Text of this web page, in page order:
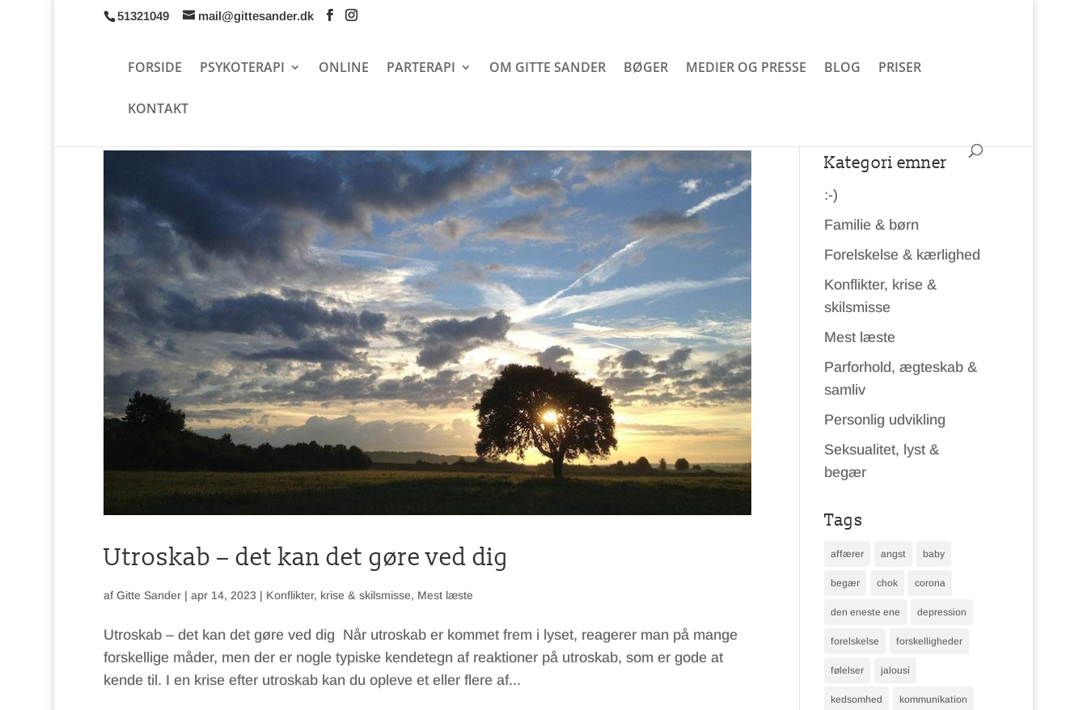
51321049 mail@gittesander.dk
FORSIDE PSYKOTERAPI ONLINE PARTERAPI OM GITTE SANDER BØGER MEDIER OG PRESSE BLOG PRISER
KONTAKT
Utroskab – det kan det gøre ved dig
afGitte Sander| apr 14, 2023 | Konflikter, krise & skilsmisse, Mest læste
Utroskab – det kan det gøre ved dig Når utroskab er kommet frem i lyset, reagerer man på mange
forskellige måder, men der er nogle typiske kendetegn af reaktioner på utroskab, som er gode at
kende til. I en krise efter utroskab kan du opleve et eller flere af...
Kategori emner
:-)
Familie & børn
Forelskelse & kærlighed
Konflikter, krise &
skilsmisse
Mest læste
Parforhold, ægteskab &
samliv
Personlig udvikling
Seksualitet, lyst &
begær
Tags
affærer angst baby
begær chok corona
den eneste ene depression
forelskelse forskelligheder
følelser jalousi
kedsomhed kommunikation